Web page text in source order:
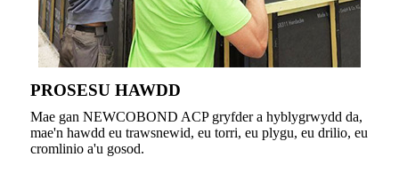
PROSESU HAWDD
Mae gan NEWCOBOND ACP gryfder a hyblygrwydd da,
mae'n hawdd eu trawsnewid, eu torri, eu plygu, eu drilio, eu
cromlinio a'u gosod.